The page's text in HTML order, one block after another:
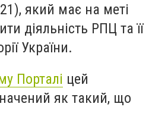
, який має на меті
діяльність РПЦ та її
України.
Порталі цей
як такий, що